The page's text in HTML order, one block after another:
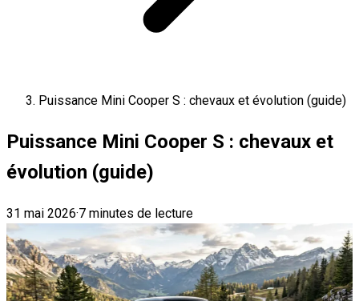
Puissance Mini Cooper S : chevaux et évolution (guide)
Puissance Mini Cooper S : chevaux et
évolution (guide)
31 mai 2026·7 minutes de lecture